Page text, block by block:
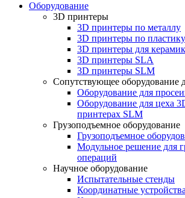
Оборудование
3D принтеры
3D принтеры по металлу
3D принтеры по пластику
3D принтеры для
3D принтеры SLA
3D принтеры SLM
Сопутствующее оборудование
Оборудование для
Оборудование для цеха
принтерах SLM
Грузоподъемное оборудование
Грузоподъемное
Модульное решение для
операций
Научное оборудование
Испытательные стенды
Координатные